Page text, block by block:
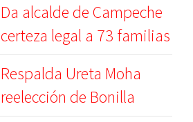
Da alcalde de Campeche
certeza legal a 73 familias
Respalda Ureta Moha
reelección de Bonilla